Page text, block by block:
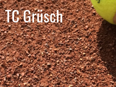
TC Grüsch